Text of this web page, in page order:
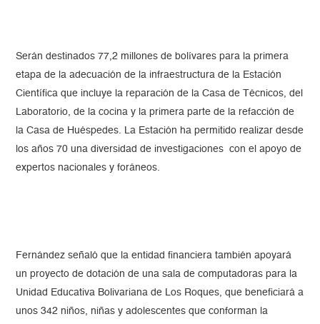
Serán destinados 77,2 millones de bolívares para la primera
etapa de la adecuación de la infraestructura de la Estación
Científica que incluye la reparación de la Casa de Técnicos, del
Laboratorio, de la cocina y la primera parte de la refacción de
la Casa de Huéspedes. La Estación ha permitido realizar desde
los años 70 una diversidad de investigaciones con el apoyo de
expertos nacionales y foráneos.
Fernández señaló que la entidad financiera también apoyará
un proyecto de dotación de una sala de computadoras para la
Unidad Educativa Bolivariana de Los Roques, que beneficiará a
unos 342 niños, niñas y adolescentes que conforman la